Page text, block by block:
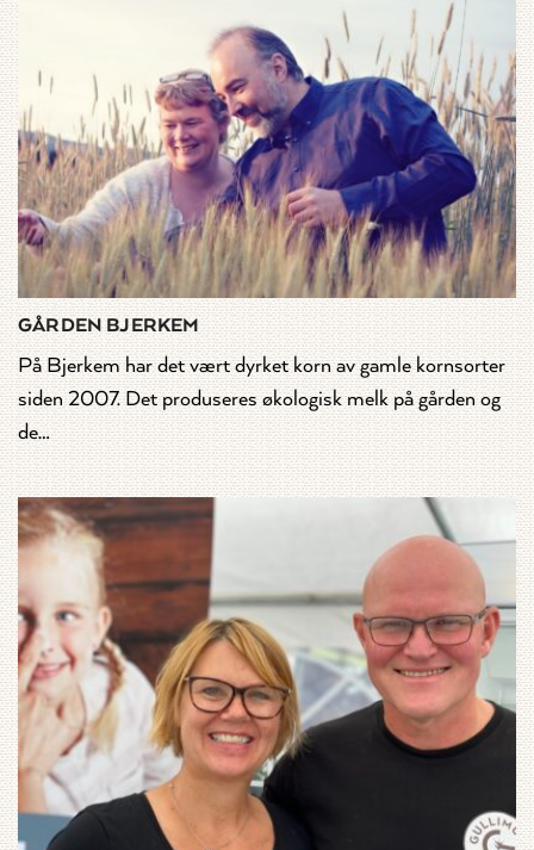
GÅRDEN BJERKEM
På Bjerkem har det vært dyrket korn av gamle kornsorter
siden 2007. Det produseres økologisk melk på gården og
de…